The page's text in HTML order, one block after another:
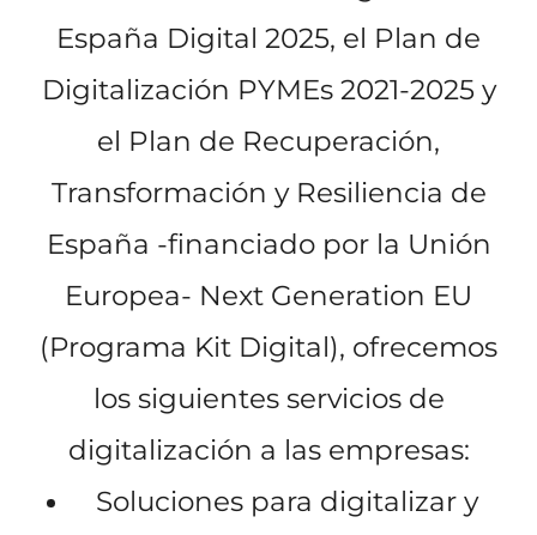
España Digital 2025, el Plan de
Digitalización PYMEs 2021-2025 y
el Plan de Recuperación,
Transformación y Resiliencia de
España -financiado por la Unión
Europea- Next Generation EU
(Programa Kit Digital), ofrecemos
los siguientes servicios de
digitalización a las empresas:
Soluciones para digitalizar y